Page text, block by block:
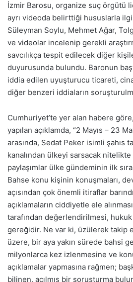
İzmir Barosu, organize suç örgütü
ayrı videoda belirttiği hususlarla
Süleyman Soylu, Mehmet Ağar,
ve videolar incelenip gerekli
savcılıkça tespit edilecek diğer
duyurusunda bulundu. Baronun
iddia edilen uyuşturucu ticareti,
diğer benzeri iddiaların
Cumhuriyet’te yer alan habere
yapılan açıklamda, “2 Mayıs – 23
arasında, Sedat Peker isimli şahıs
kanalından ülkeyi sarsacak nitelikte
paylaşımlar ülke gündeminin ilk
Bahse konu kişinin konuşmaları,
açısından çok önemli itiraflar
açıklamaların ciddiyetle ele
tarafından değerlendirilmesi, hukuk
gereğidir. Ne var ki, üzülerek takip
üzere, bir aya yakın sürede bahsi
milyonlarca kez izlenmesine ve
açıklamalar yapmasına rağmen;
bilinen, açılmış bir soruşturma